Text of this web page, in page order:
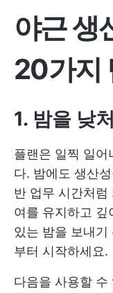
야근 생
20가지
1. 밤을 낮
플랜은 일찍 일어
다. 밤에도 생산
반 업무 시간처럼
여를 유지하고 깊
있는 밤을 보내기
부터 시작하세요.
다음을 사용할 수